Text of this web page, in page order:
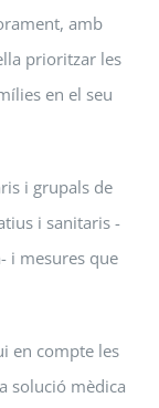
amb
prioritzar les
en el seu
i grupals de
i sanitaris -
i mesures que
en compte les
solució mèdica